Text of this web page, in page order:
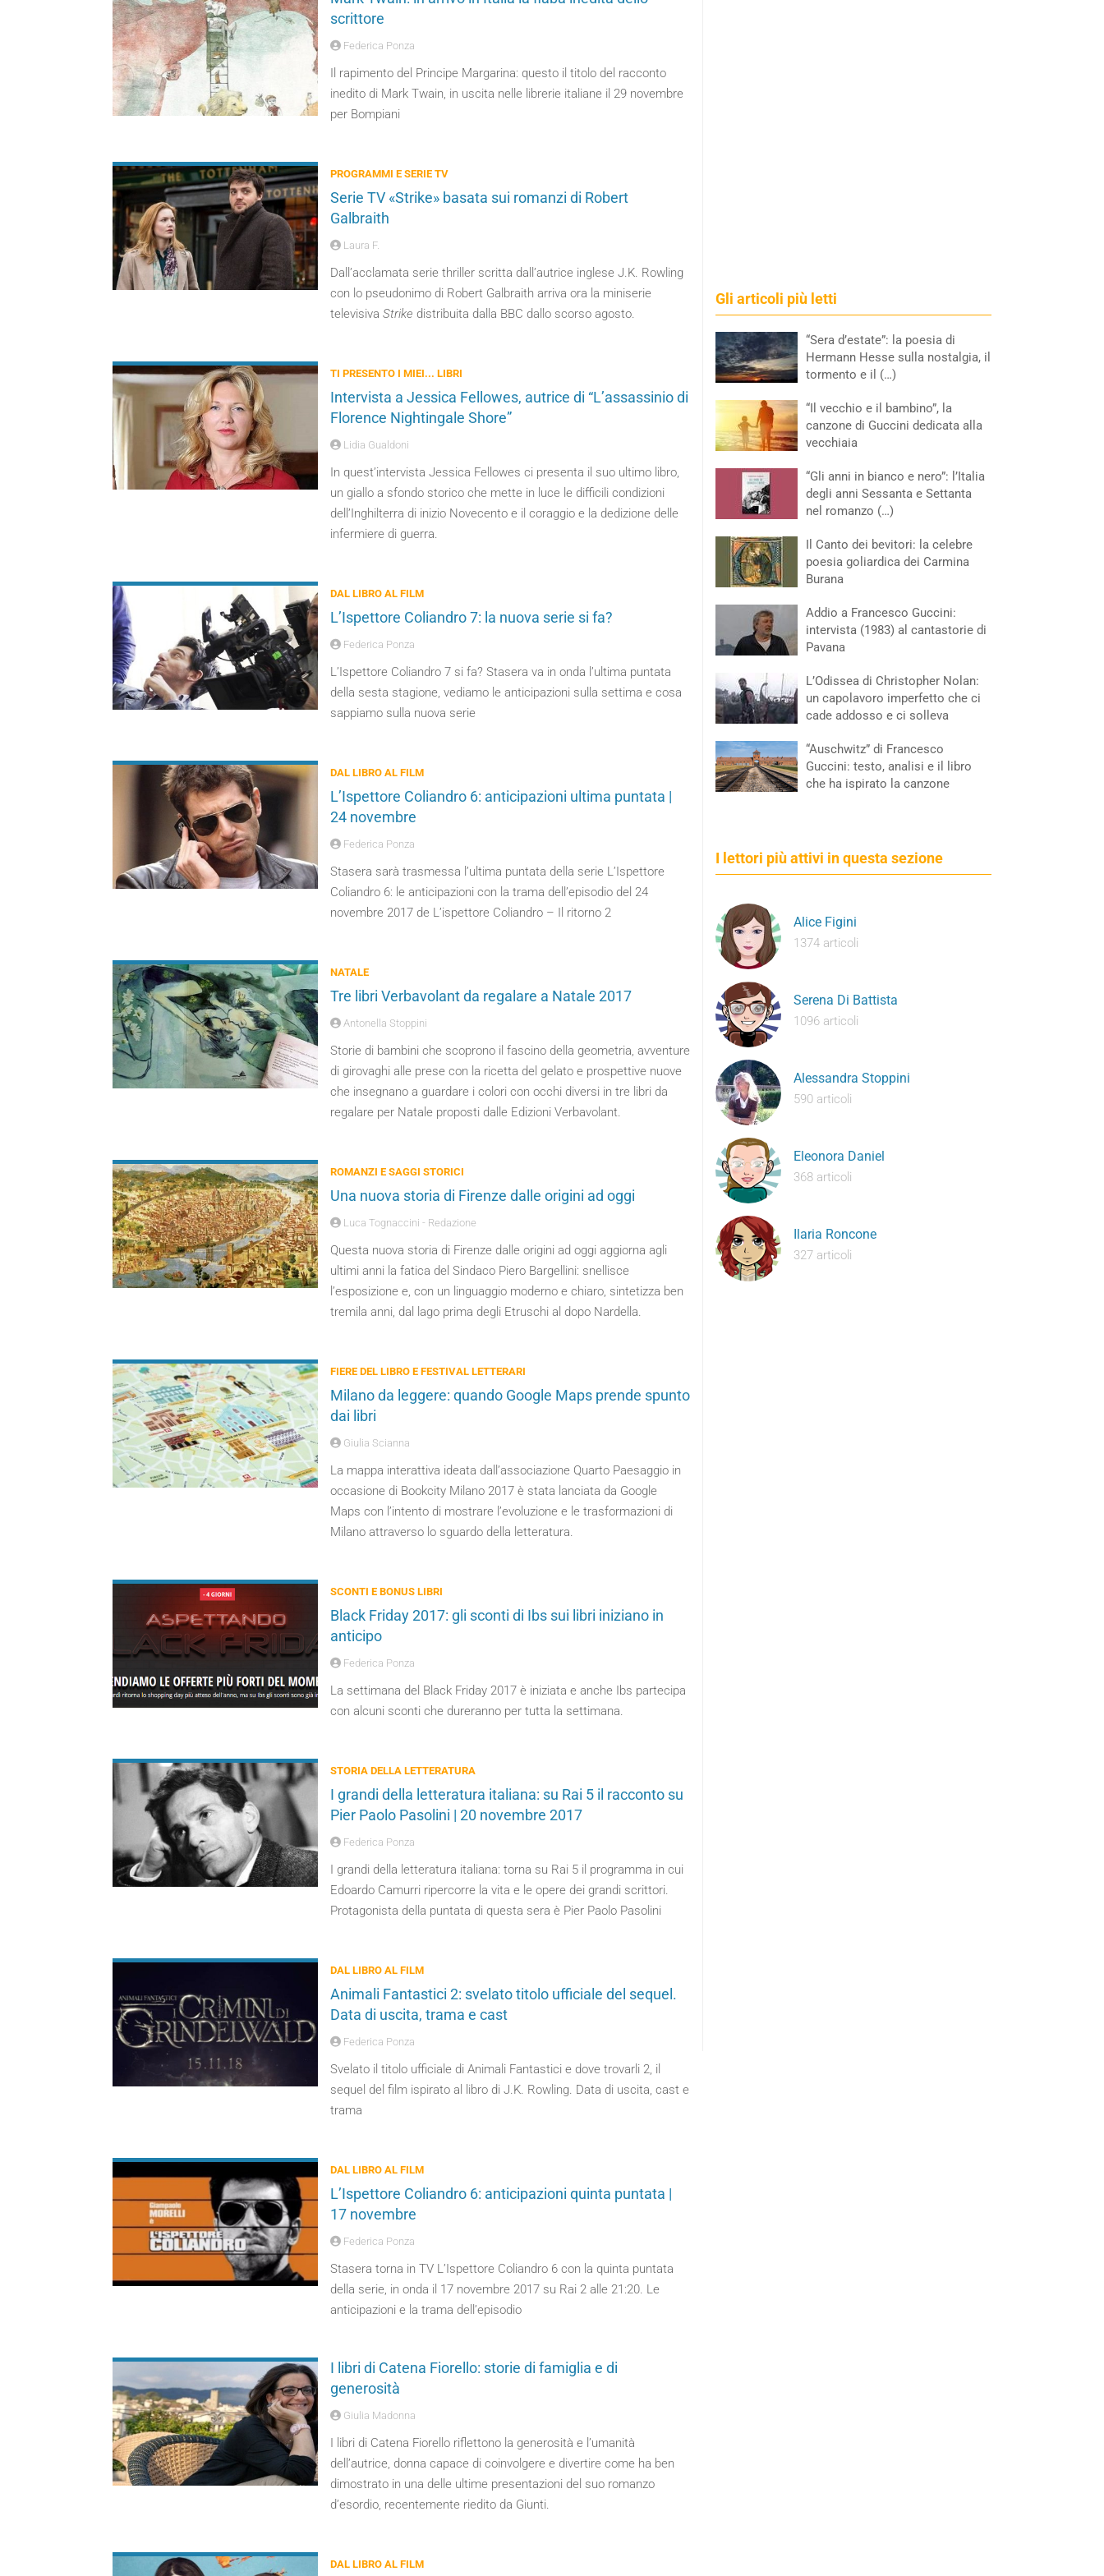
scrittore
Federica Ponza
Il rapimento del Principe Margarina: questo il titolo del racconto
inedito di Mark Twain, in uscita nelle librerie italiane il 29 novembre
per Bompiani
PROGRAMMI E SERIE TV
Serie TV «Strike» basata sui romanzi di Robert
Galbraith
Laura F.
Dall’acclamata serie thriller scritta dall’autrice inglese J.K. Rowling
con lo pseudonimo di Robert Galbraith arriva ora la miniserie
televisiva Strike distribuita dalla BBC dallo scorso agosto.
TI PRESENTO I MIEI... LIBRI
Intervista a Jessica Fellowes, autrice di “L’assassinio di
Florence Nightingale Shore”
Lidia Gualdoni
In quest’intervista Jessica Fellowes ci presenta il suo ultimo libro,
un giallo a sfondo storico che mette in luce le difficili condizioni
dell’Inghilterra di inizio Novecento e il coraggio e la dedizione delle
infermiere di guerra.
DAL LIBRO AL FILM
L’Ispettore Coliandro 7: la nuova serie si fa?
Federica Ponza
L’Ispettore Coliandro 7 si fa? Stasera va in onda l’ultima puntata
della sesta stagione, vediamo le anticipazioni sulla settima e cosa
sappiamo sulla nuova serie
DAL LIBRO AL FILM
L’Ispettore Coliandro 6: anticipazioni ultima puntata |
24 novembre
Federica Ponza
Stasera sarà trasmessa l’ultima puntata della serie L’Ispettore
Coliandro 6: le anticipazioni con la trama dell’episodio del 24
novembre 2017 de L’ispettore Coliandro – Il ritorno 2
NATALE
Tre libri Verbavolant da regalare a Natale 2017
Antonella Stoppini
Storie di bambini che scoprono il fascino della geometria, avventure
di girovaghi alle prese con la ricetta del gelato e prospettive nuove
che insegnano a guardare i colori con occhi diversi in tre libri da
regalare per Natale proposti dalle Edizioni Verbavolant.
ROMANZI E SAGGI STORICI
Una nuova storia di Firenze dalle origini ad oggi
Luca Tognaccini - Redazione
Questa nuova storia di Firenze dalle origini ad oggi aggiorna agli
ultimi anni la fatica del Sindaco Piero Bargellini: snellisce
l’esposizione e, con un linguaggio moderno e chiaro, sintetizza ben
tremila anni, dal lago prima degli Etruschi al dopo Nardella.
FIERE DEL LIBRO E FESTIVAL LETTERARI
Milano da leggere: quando Google Maps prende spunto
dai libri
Giulia Scianna
La mappa interattiva ideata dall’associazione Quarto Paesaggio in
occasione di Bookcity Milano 2017 è stata lanciata da Google
Maps con l’intento di mostrare l’evoluzione e le trasformazioni di
Milano attraverso lo sguardo della letteratura.
SCONTI E BONUS LIBRI
Black Friday 2017: gli sconti di Ibs sui libri iniziano in
anticipo
Federica Ponza
La settimana del Black Friday 2017 è iniziata e anche Ibs partecipa
con alcuni sconti che dureranno per tutta la settimana.
STORIA DELLA LETTERATURA
I grandi della letteratura italiana: su Rai 5 il racconto su
Pier Paolo Pasolini | 20 novembre 2017
Federica Ponza
I grandi della letteratura italiana: torna su Rai 5 il programma in cui
Edoardo Camurri ripercorre la vita e le opere dei grandi scrittori.
Protagonista della puntata di questa sera è Pier Paolo Pasolini
DAL LIBRO AL FILM
Animali Fantastici 2: svelato titolo ufficiale del sequel.
Data di uscita, trama e cast
Federica Ponza
Svelato il titolo ufficiale di Animali Fantastici e dove trovarli 2, il
sequel del film ispirato al libro di J.K. Rowling. Data di uscita, cast e
trama
DAL LIBRO AL FILM
L’Ispettore Coliandro 6: anticipazioni quinta puntata |
17 novembre
Federica Ponza
Stasera torna in TV L’Ispettore Coliandro 6 con la quinta puntata
della serie, in onda il 17 novembre 2017 su Rai 2 alle 21:20. Le
anticipazioni e la trama dell’episodio
I libri di Catena Fiorello: storie di famiglia e di
generosità
Giulia Madonna
I libri di Catena Fiorello riflettono la generosità e l’umanità
dell’autrice, donna capace di coinvolgere e divertire come ha ben
dimostrato in una delle ultime presentazioni del suo romanzo
d’esordio, recentemente riedito da Giunti.
DAL LIBRO AL FILM
Gli articoli più letti
“Sera d’estate”: la poesia di
Hermann Hesse sulla nostalgia, il
tormento e il (…)
“Il vecchio e il bambino”, la
canzone di Guccini dedicata alla
vecchiaia
“Gli anni in bianco e nero”: l’Italia
degli anni Sessanta e Settanta
nel romanzo (…)
Il Canto dei bevitori: la celebre
poesia goliardica dei Carmina
Burana
Addio a Francesco Guccini:
intervista (1983) al cantastorie di
Pavana
L’Odissea di Christopher Nolan:
un capolavoro imperfetto che ci
cade addosso e ci solleva
“Auschwitz” di Francesco
Guccini: testo, analisi e il libro
che ha ispirato la canzone
I lettori più attivi in questa sezione
Alice Figini
1374 articoli
Serena Di Battista
1096 articoli
Alessandra Stoppini
590 articoli
Eleonora Daniel
368 articoli
Ilaria Roncone
327 articoli